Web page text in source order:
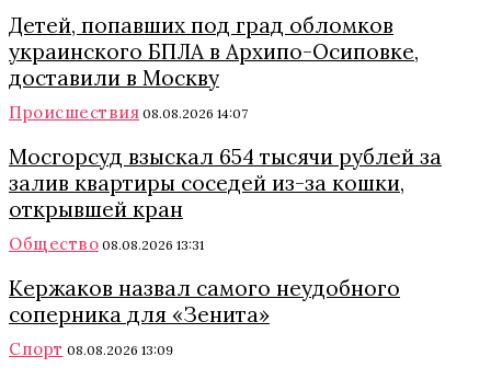
Детей, попавших под град обломков
украинского БПЛА в Архипо-Осиповке,
доставили в Москву
Происшествия 08.08.2026 14:07
Мосгорсуд взыскал 654 тысячи рублей за
залив квартиры соседей из-за кошки,
открывшей кран
Общество 08.08.2026 13:31
Кержаков назвал самого неудобного
соперника для «Зенита»
Спорт 08.08.2026 13:09